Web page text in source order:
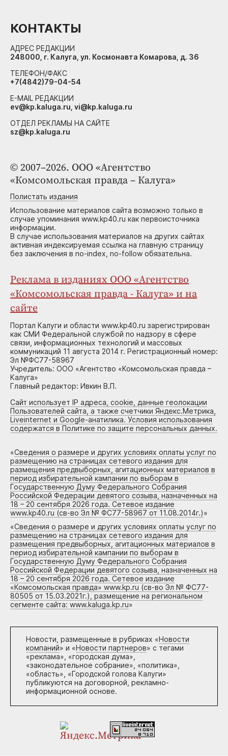
© 2007–2026. ООО «Агентство
«Комсомольская правда – Калуга»
Полистать издания
Использование материалов сайта возможно только в
случае упоминания www.kp40.ru как первоисточника
информации.
В случае использования материалов на других сайтах
активная индексируемая ссылка на главную страницу
без заключения в no-index, no-follow обязательна.
Реклама в изданиях ООО «Агентство
«Комсомольская правда - Калуга» и на
сайте
Портал Калуги и области www.kp40.ru зарегистрирован
как СМИ Федеральной службой по надзору в сфере
связи, информационных технологий и массовых
коммуникаций 11 августа 2014 г. Регистрационный номер:
Эл №ФС77-58967
Учредитель: ООО «Агентство «Комсомольская правда –
Калуга»
Главный редактор: Ивкин В.П.
Сайт использует IP адреса, cookie, данные геолокации
Пользователей сайта, а также счетчики Яндекс.Метрика,
Liveinternet и Google-анатилика. Условия использования
содержатся в Политике по защите персональных данных.
«Сведения о размере и других условиях оплаты услуг по
размещению на страницах сетевого издания для
размещения предвыборных, агитационных материалов в
период избирательной кампании по выборам в
Государственную Думу Федерального Собрания
Российской Федерации девятого созыва, назначенных на
18 – 20 сентября 2026 года. Сетевое издание
www.kp40.ru (св-во Эл № ФС77-58967 от 11.08.2014г.)»
«Сведения о размере и других условиях оплаты услуг по
размещению на страницах сетевого издания для
размещения предвыборных, агитационных материалов в
период избирательной кампании по выборам в
Государственную Думу Федерального Собрания
Российской Федерации девятого созыва, назначенных на
18 – 20 сентября 2026 года. Сетевое издание
«Комсомольская правда» www.kp.ru (св-во Эл № ФС77-
80505 от 15.03.2021г.), размещение на региональном
сегменте сайта: www.kaluga.kp.ru»
Новости, размещенные в рубриках «Новости
компаний» и «Новости партнеров» с тегами
«реклама», «городская дума»,
«законодательное собрание», «политика»,
«область», «Городской голова Калуги»
публикуются на договорной, рекламно-
информационной основе.
КОНТАКТЫ
АДРЕС РЕДАКЦИИ
248000, г. Калуга, ул. Космонавта Комарова, д. 36
ТЕЛЕФОН/ФАКС
+7(4842)79-04-54
E-MAIL РЕДАКЦИИ
ev@kp.kaluga.ru, vi@kp.kaluga.ru
ОТДЕЛ РЕКЛАМЫ НА САЙТЕ
sz@kp.kaluga.ru